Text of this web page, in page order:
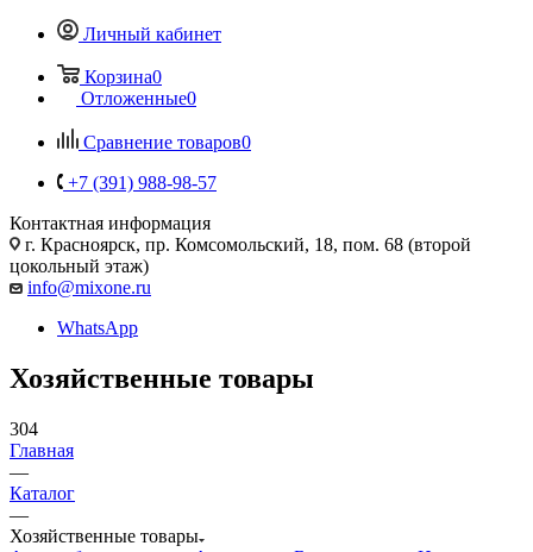
Личный кабинет
Корзина0
Отложенные0
Сравнение товаров0
+7 (391) 988-98-57
Контактная информация
г. Красноярск, пр. Комсомольский, 18, пом. 68 (второй
цокольный этаж)
info@mixone.ru
WhatsApp
Хозяйственные товары
304
Главная
—
Каталог
—
Хозяйственные товары